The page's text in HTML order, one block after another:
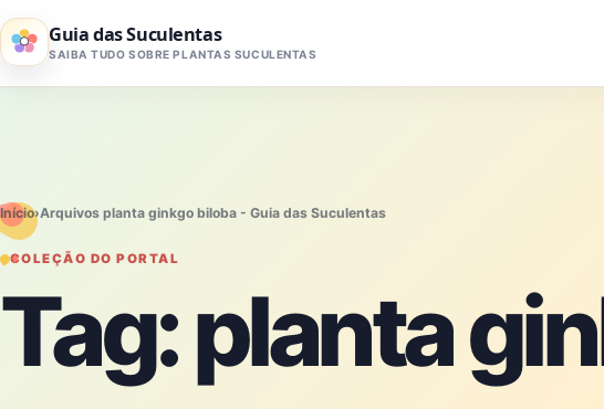
Pular para o conteúdo
Guia das Suculentas
SAIBA TUDO SOBRE PLANTAS SUCULENTAS
Início›Arquivos planta ginkgo biloba - Guia das Suculentas
COLEÇÃO DO PORTAL
Tag:planta